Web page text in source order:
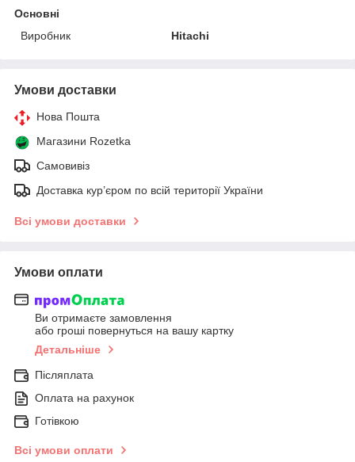
Основні
Виробник
Hitachi
Умови доставки
Нова Пошта
Магазини Rozetka
Самовивіз
Доставка кур’єром по всій території України
Всі умови доставки
Умови оплати
Ви отримаєте замовлення
або гроші повернуться на вашу картку
Детальніше
Післяплата
Оплата на рахунок
Готівкою
Всі умови оплати